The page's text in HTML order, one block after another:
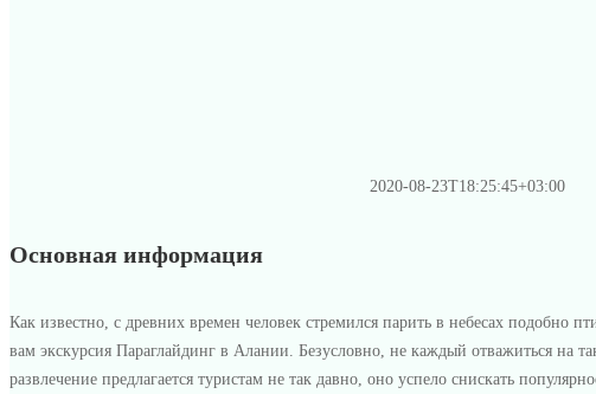
2020-08-23T18:25:45+03:00
Основная информация
Как известно, с древних времен человек стремился парить в небесах подобно
вам экскурсия Параглайдинг в Алании. Безусловно, не каждый отважиться на
развлечение предлагается туристам не так давно, оно успело снискать